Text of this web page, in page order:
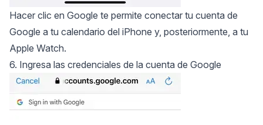
Hacer clic en Google te permite conectar tu cuenta de
Google a tu calendario del iPhone y, posteriormente, a tu
Apple Watch.
6. Ingresa las credenciales de la cuenta de Google